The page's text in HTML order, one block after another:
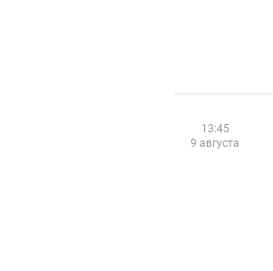
13:45
9 августа